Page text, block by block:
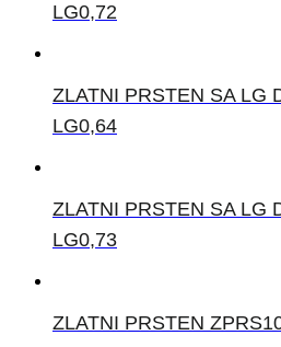
LG0,72
ZLATNI PRSTEN SA LG
LG0,64
ZLATNI PRSTEN SA LG
LG0,73
ZLATNI PRSTEN